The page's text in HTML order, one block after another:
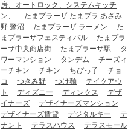
房、オートロック、システムキッチ
ン、
たまプラーザ.たまプラ.あざみ
野.鷺沼
たまプラーザ.ラーメン
た
まプラーザフェスティバル
たまプラ
ーザ中央商店街
たまプラーザ駅
タ
ワーマンション
タンデム
チーズィ
ーチキン
チキン ちびっ子
チョ
コ
つきみ野 つけ麺
テイクアウ
ト
ディズニー ディンクス
デザ
イナーズ
デザイナーズマンション
デザイナーズ賃貸
デジタルキー
テ
ナント
テラスハウス
テラスモール